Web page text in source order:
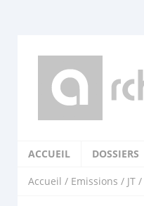
ACCUEIL DOSSIERS
Accueil / Emissions / JT /